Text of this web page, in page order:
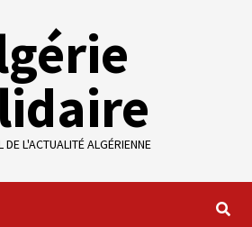
DE L'ACTUALITÉ ALGÉRIENNE